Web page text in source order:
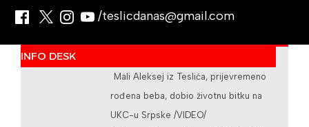
/teslicdanas@gmail.com
INFO DESK
Mali Aleksej iz Teslića, prijevremeno
rođena beba, dobio životnu bitku na
UKC-u Srpske /VIDEO/